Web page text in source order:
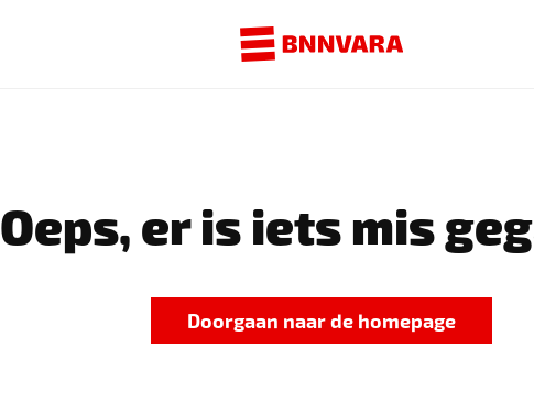
Oeps, er is iets mis
Doorgaan naar de homepage